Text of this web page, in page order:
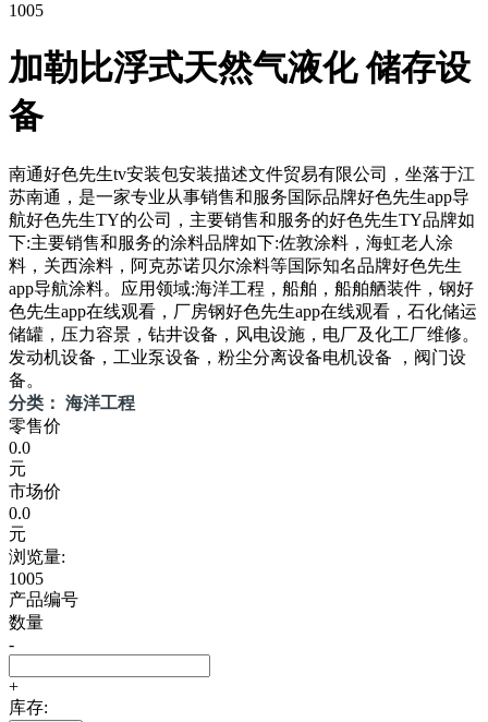
1005
加勒比浮式天然气液化 储存设
备
南通好色先生tv安装包安装描述文件贸易有限公司，坐落于江
苏南通，是一家专业从事销售和服务国际品牌好色先生app导
航好色先生TY的公司，主要销售和服务的好色先生TY品牌如
下:主要销售和服务的涂料品牌如下:佐敦涂料，海虹老人涂
料，关西涂料，阿克苏诺贝尔涂料等国际知名品牌好色先生
app导航涂料。应用领域:海洋工程，船舶，船舶舾装件，钢好
色先生app在线观看，厂房钢好色先生app在线观看，石化储运
储罐，压力容景，钻井设备，风电设施，电厂及化工厂维修。
发动机设备，工业泵设备，粉尘分离设备电机设备 ，阀门设
备。
分类： 海洋工程
零售价
0.0
元
市场价
0.0
元
浏览量:
1005
产品编号
数量
-
+
库存: